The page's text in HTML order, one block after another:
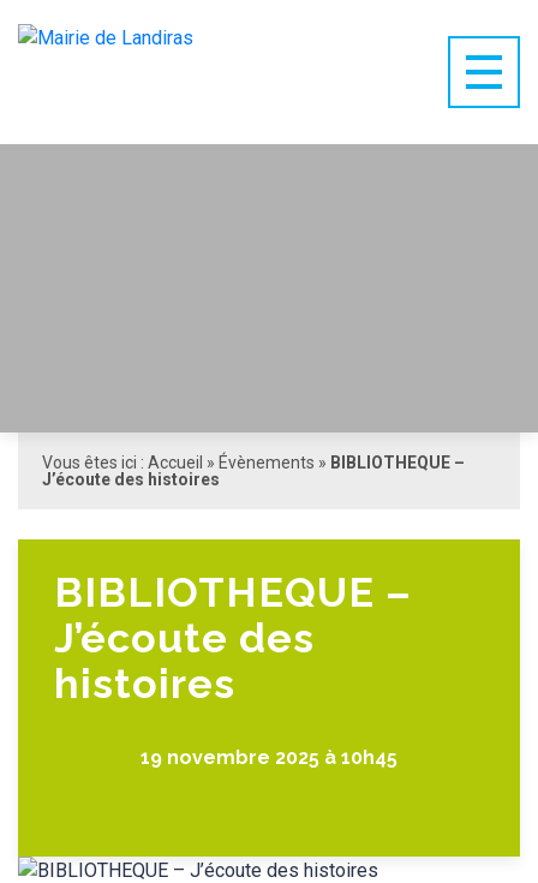
Vous êtes ici : Accueil » Évènements » BIBLIOTHEQUE –
J’écoute des histoires
BIBLIOTHEQUE –
J’écoute des
histoires
19 novembre 2025 à 10h45